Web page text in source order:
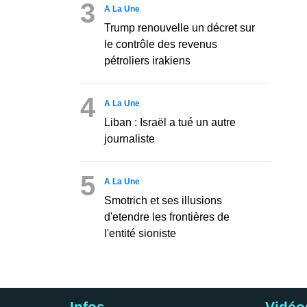
3 A La Une
Trump renouvelle un décret sur
le contrôle des revenus
pétroliers irakiens
4 A La Une
Liban : Israël a tué un autre
journaliste
5 A La Une
Smotrich et ses illusions
d'etendre les frontières de
l'entité sioniste